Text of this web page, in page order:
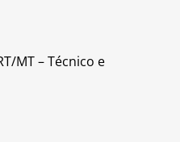
MT – Técnico e